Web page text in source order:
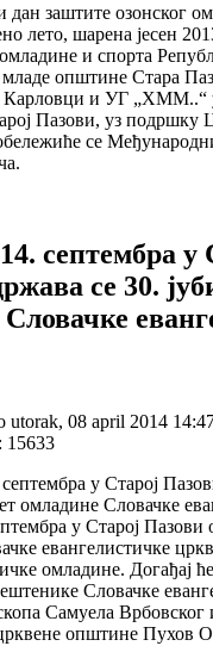
лето, шарена јесен
и спорта
младе општине Стара
Карловци и УГ „ХММ..“
Пазови, уз подршку
се
септембра у
се 30.
utorak, 08 april 2014
15633
у Старој Пазови
евангелистичке
омладине. Догађај
Словачке
Самуела Врбовског
општине Пухов